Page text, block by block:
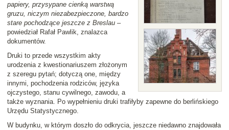
papiery, przysypane cienką warstwą
gruzu, niczym niezabezpieczone, bardzo
stare pochodzące jeszcze z Breslau –
powiedział Rafał Pawlik, znalazca
dokumentów.
Druki to przede wszystkim akty
urodzenia z kwestionariuszem złożonym
z szeregu pytań; dotyczą one, między
innymi, pochodzenia rodziców, języka
ojczystego, stanu cywilnego, zawodu, a
także wyznania. Po wypełnieniu druki trafiłyby zapewne do berlińskiego
Urzędu Statystycznego.
W budynku, w którym doszło do odkrycia, jeszcze niedawno znajdowała